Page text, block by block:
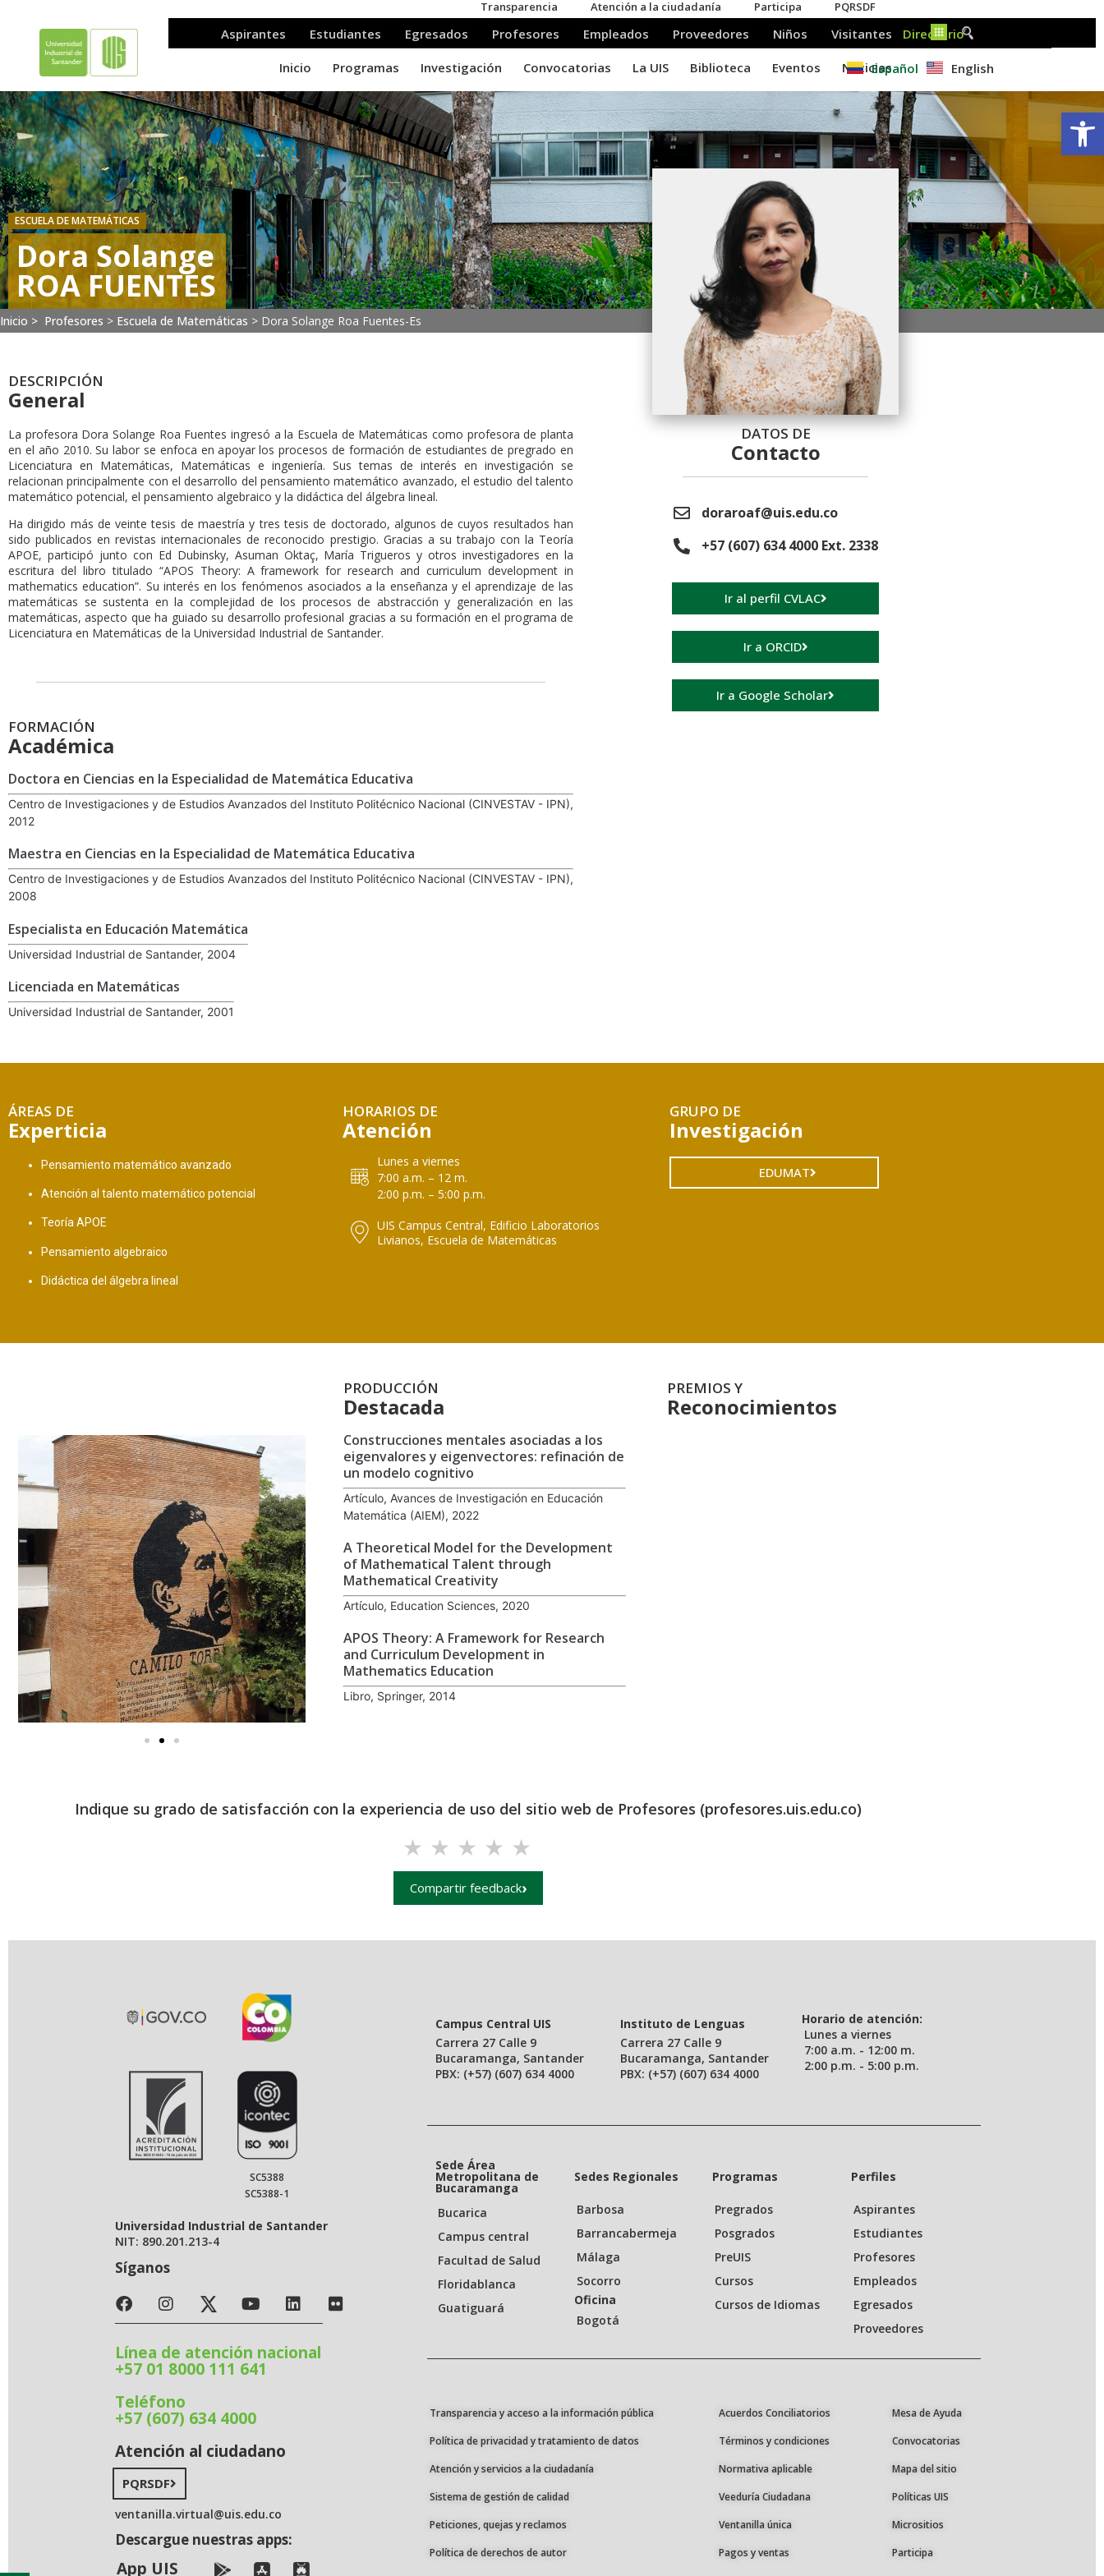
Español English
Inicio > Profesores > Escuela de Matemáticas > Dora Solange Roa Fuentes-Es
ESCUELA DE MATEMÁTICAS
Dora Solange
ROA FUENTES
DESCRIPCIÓN
General
La profesora Dora Solange Roa Fuentes ingresó a la Escuela de Matemáticas como profesora de planta
en el año 2010. Su labor se enfoca en apoyar los procesos de formación de estudiantes de pregrado en
Licenciatura en Matemáticas, Matemáticas e ingeniería. Sus temas de interés en investigación se
relacionan principalmente con el desarrollo del pensamiento matemático avanzado, el estudio del talento
matemático potencial, el pensamiento algebraico y la didáctica del álgebra lineal.
Ha dirigido más de veinte tesis de maestría y tres tesis de doctorado, algunos de cuyos resultados han
sido publicados en revistas internacionales de reconocido prestigio. Gracias a su trabajo con la Teoría
APOE, participó junto con Ed Dubinsky, Asuman Oktaç, María Trigueros y otros investigadores en la
escritura del libro titulado “APOS Theory: A framework for research and curriculum development in
mathematics education”. Su interés en los fenómenos asociados a la enseñanza y el aprendizaje de las
matemáticas se sustenta en la complejidad de los procesos de abstracción y generalización en las
matemáticas, aspecto que ha guiado su desarrollo profesional gracias a su formación en el programa de
Licenciatura en Matemáticas de la Universidad Industrial de Santander.
FORMACIÓN
Académica
Doctora en Ciencias en la Especialidad de Matemática Educativa
Centro de Investigaciones y de Estudios Avanzados del Instituto Politécnico Nacional (CINVESTAV - IPN),
2012
Maestra en Ciencias en la Especialidad de Matemática Educativa
Centro de Investigaciones y de Estudios Avanzados del Instituto Politécnico Nacional (CINVESTAV - IPN),
2008
Especialista en Educación Matemática
Universidad Industrial de Santander, 2004
Licenciada en Matemáticas
Universidad Industrial de Santander, 2001
DATOS DE
Contacto
doraroaf@uis.edu.co
+57 (607) 634 4000 Ext. 2338
Ir al perfil CVLAC
Ir a ORCID
Ir a Google Scholar
ÁREAS DE
Experticia
Pensamiento matemático avanzado
Atención al talento matemático potencial
Teoría APOE
Pensamiento algebraico
Didáctica del álgebra lineal
HORARIOS DE
Atención
Lunes a viernes
7:00 a.m. – 12 m.
2:00 p.m. – 5:00 p.m.
UIS Campus Central, Edificio Laboratorios
Livianos, Escuela de Matemáticas
GRUPO DE
Investigación
EDUMAT
PRODUCCIÓN
Destacada
Construcciones mentales asociadas a los
eigenvalores y eigenvectores: refinación de
un modelo cognitivo
Artículo, Avances de Investigación en Educación
Matemática (AIEM), 2022
A Theoretical Model for the Development
of Mathematical Talent through
Mathematical Creativity
Artículo, Education Sciences, 2020
APOS Theory: A Framework for Research
and Curriculum Development in
Mathematics Education
Libro, Springer, 2014
PREMIOS Y
Reconocimientos
Indique su grado de satisfacción con la experiencia de uso del sitio web de Profesores (profesores.uis.edu.co)